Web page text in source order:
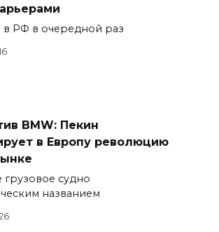
в РФ в очередной раз
BMW: Пекин
в Европу революцию
грузовое судно
названием